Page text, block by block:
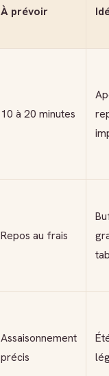
À prévoir
10 à 20 minutes
Repos au frais
Assaisonnement
précis